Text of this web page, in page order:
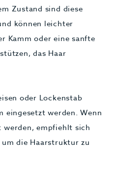
Zustand sind diese
können leichter
Kamm oder eine sanfte
das Haar
oder Lockenstab
eingesetzt werden. Wenn
werden, empfiehlt sich
die Haarstruktur zu